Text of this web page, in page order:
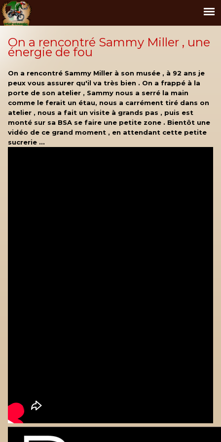
On a rencontré Sammy Miller , une
énergie de fou
On a rencontré Sammy Miller à son musée , à 92 ans je
peux vous assurer qu'il va très bien . On a frappé à la
porte de son atelier , Sammy nous a serré la main
comme le ferait un étau, nous a carrément tiré dans on
atelier , nous a fait un visite à grands pas , puis est
monté sur sa BSA se faire une petite zone . Bientôt une
vidéo de ce grand moment , en attendant cette petite
sucrerie ...